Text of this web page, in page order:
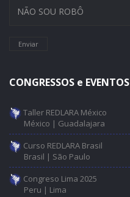
Enviar
CONGRESSOS e EVENTOS
Taller REDLARA México
México | Guadalajara
Curso REDLARA Brasil
Brasil | São Paulo
Congreso Lima 2025
Peru | Lima